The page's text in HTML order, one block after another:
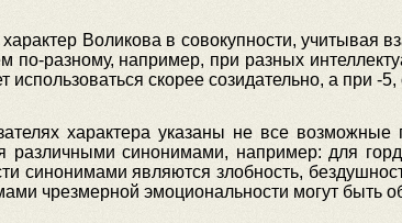
характер Воликова в совокупности,
по-разному, например, при разных
использоваться скорее созидательно, а при -
характера указаны не все
различными синонимами, например: для
синонимами являются злобность,
чрезмерной эмоциональности могут быть